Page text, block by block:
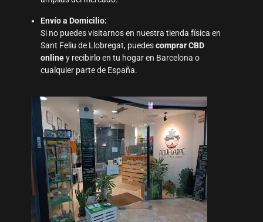
Envío a Domicilio:
Si no puedes visitarnos en nuestra tienda física en
Sant Feliu de Llobregat, puedescomprar CBD
onliney recibirlo en tu hogar en Barcelona o
cualquier parte de España.